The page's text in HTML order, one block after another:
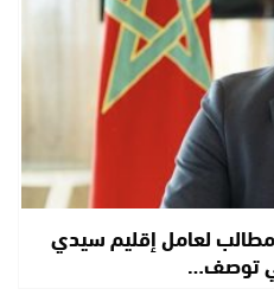
مطالب لعامل إقليم سيدي
توصف…